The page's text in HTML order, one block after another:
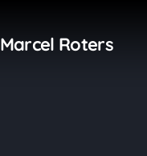
Marcel Roters